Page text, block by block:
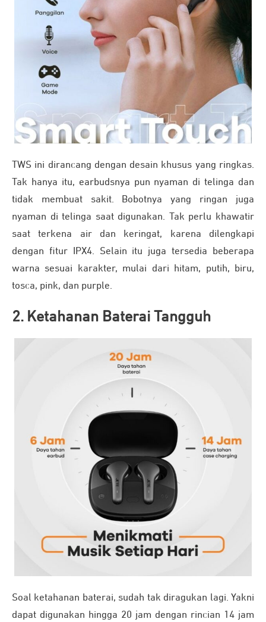
TWS ini dirancang dengan desain khusus yang ringkas.
Tak hanya itu, earbudsnya pun nyaman di telinga dan
tidak membuat sakit. Bobotnya yang ringan juga
nyaman di telinga saat digunakan. Tak perlu khawatir
saat terkena air dan keringat, karena dilengkapi
dengan fitur IPX4. Selain itu juga tersedia beberapa
warna sesuai karakter, mulai dari hitam, putih, biru,
tosca, pink, dan purple.
2. Ketahanan Baterai Tangguh
Soal ketahanan baterai, sudah tak diragukan lagi. Yakni
dapat digunakan hingga 20 jam dengan rincian 14 jam